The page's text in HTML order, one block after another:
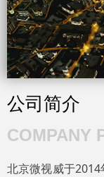
公司简介
COMPANY
北京微视威于